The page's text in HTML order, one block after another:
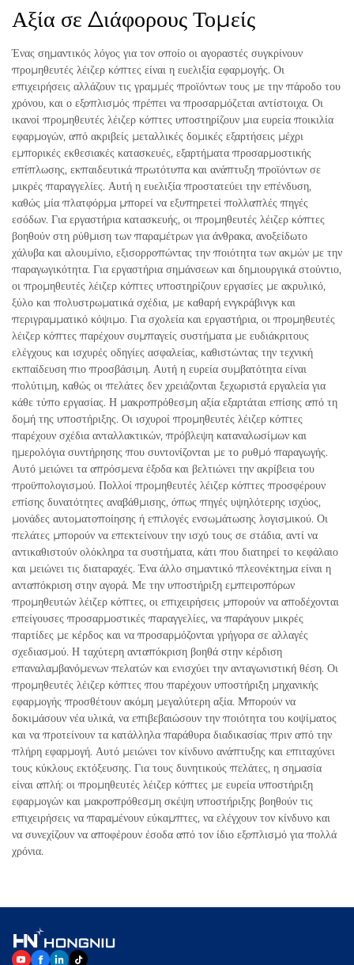
Αξία σε Διάφορους Τομείς
Ένας σημαντικός λόγος για τον οποίο οι αγοραστές συγκρίνουν
προμηθευτές λέιζερ κόπτες είναι η ευελιξία εφαρμογής. Οι
επιχειρήσεις αλλάζουν τις γραμμές προϊόντων τους με την πάροδο του
χρόνου, και ο εξοπλισμός πρέπει να προσαρμόζεται αντίστοιχα. Οι
ικανοί προμηθευτές λέιζερ κόπτες υποστηρίζουν μια ευρεία ποικιλία
εφαρμογών, από ακριβείς μεταλλικές δομικές εξαρτήσεις μέχρι
εμπορικές εκθεσιακές κατασκευές, εξαρτήματα προσαρμοστικής
επίπλωσης, εκπαιδευτικά πρωτότυπα και ανάπτυξη προϊόντων σε
μικρές παραγγελίες. Αυτή η ευελιξία προστατεύει την επένδυση,
καθώς μία πλατφόρμα μπορεί να εξυπηρετεί πολλαπλές πηγές
εσόδων. Για εργαστήρια κατασκευής, οι προμηθευτές λέιζερ κόπτες
βοηθούν στη ρύθμιση των παραμέτρων για άνθρακα, ανοξείδωτο
χάλυβα και αλουμίνιο, εξισορροπώντας την ποιότητα των ακμών με την
παραγωγικότητα. Για εργαστήρια σημάνσεων και δημιουργικά στούντιο,
οι προμηθευτές λέιζερ κόπτες υποστηρίζουν εργασίες με ακρυλικό,
ξύλο και πολυστρωματικά σχέδια, με καθαρή ενγκράβινγκ και
περιγραμματικό κόψιμο. Για σχολεία και εργαστήρια, οι προμηθευτές
λέιζερ κόπτες παρέχουν συμπαγείς συστήματα με ευδιάκριτους
ελέγχους και ισχυρές οδηγίες ασφαλείας, καθιστώντας την τεχνική
εκπαίδευση πιο προσβάσιμη. Αυτή η ευρεία συμβατότητα είναι
πολύτιμη, καθώς οι πελάτες δεν χρειάζονται ξεχωριστά εργαλεία για
κάθε τύπο εργασίας. Η μακροπρόθεσμη αξία εξαρτάται επίσης από τη
δομή της υποστήριξης. Οι ισχυροί προμηθευτές λέιζερ κόπτες
παρέχουν σχέδια ανταλλακτικών, πρόβλεψη καταναλωσίμων και
ημερολόγια συντήρησης που συντονίζονται με το ρυθμό παραγωγής.
Αυτό μειώνει τα απρόσμενα έξοδα και βελτιώνει την ακρίβεια του
προϋπολογισμού. Πολλοί προμηθευτές λέιζερ κόπτες προσφέρουν
επίσης δυνατότητες αναβάθμισης, όπως πηγές υψηλότερης ισχύος,
μονάδες αυτοματοποίησης ή επιλογές ενσωμάτωσης λογισμικού. Οι
πελάτες μπορούν να επεκτείνουν την ισχύ τους σε στάδια, αντί να
αντικαθιστούν ολόκληρα τα συστήματα, κάτι που διατηρεί το κεφάλαιο
και μειώνει τις διαταραχές. Ένα άλλο σημαντικό πλεονέκτημα είναι η
ανταπόκριση στην αγορά. Με την υποστήριξη εμπειροπόρων
προμηθευτών λέιζερ κόπτες, οι επιχειρήσεις μπορούν να αποδέχονται
επείγουσες προσαρμοστικές παραγγελίες, να παράγουν μικρές
παρτίδες με κέρδος και να προσαρμόζονται γρήγορα σε αλλαγές
σχεδιασμού. Η ταχύτερη ανταπόκριση βοηθά στην κέρδιση
επαναλαμβανόμενων πελατών και ενισχύει την ανταγωνιστική θέση. Οι
προμηθευτές λέιζερ κόπτες που παρέχουν υποστήριξη μηχανικής
εφαρμογής προσθέτουν ακόμη μεγαλύτερη αξία. Μπορούν να
δοκιμάσουν νέα υλικά, να επιβεβαιώσουν την ποιότητα του κοψίματος
και να προτείνουν τα κατάλληλα παράθυρα διαδικασίας πριν από την
πλήρη εφαρμογή. Αυτό μειώνει τον κίνδυνο ανάπτυξης και επιταχύνει
τους κύκλους εκτόξευσης. Για τους δυνητικούς πελάτες, η σημασία
είναι απλή: οι προμηθευτές λέιζερ κόπτες με ευρεία υποστήριξη
εφαρμογών και μακροπρόθεσμη σκέψη υποστήριξης βοηθούν τις
επιχειρήσεις να παραμένουν εύκαμπτες, να ελέγχουν τον κίνδυνο και
να συνεχίζουν να αποφέρουν έσοδα από τον ίδιο εξοπλισμό για πολλά
χρόνια.